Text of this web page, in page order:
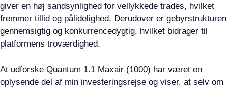
giver en høj sandsynlighed for vellykkede trades, hvilket
fremmer tillid og pålidelighed. Derudover er gebyrstrukturen
gennemsigtig og konkurrencedygtig, hvilket bidrager til
platformens troværdighed.
At udforske Quantum 1.1 Maxair (1000) har været en
oplysende del af min investeringsrejse og viser, at selv om